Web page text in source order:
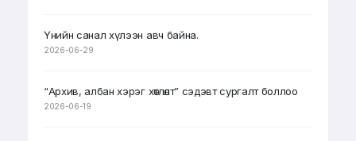
Үнийн санал хүлээн авч байна.
2026-06-29
“Архив, албан хэрэг хөтлөлт” сэдэвт сургалт боллоо
2026-06-19